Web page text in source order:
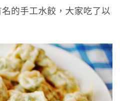
的手工水餃，大家吃了以